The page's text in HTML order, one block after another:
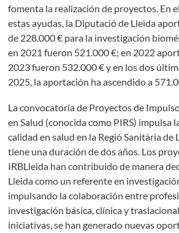
fomenta la realización de proyectos. En
estas ayudas, la Diputació de Lleida
de 228.000 € para la investigación
en 2021 fueron 521.000 €; en 2022
2023 fueron 532.000 € y en los dos
2025, la aportación ha ascendido a
La convocatoria de Proyectos de
en Salud (conocida como PIRS) impulsa
calidad en salud en la Regió Sanitària de
tiene una duración de dos años. Los
IRBLleida han contribuido de manera
Lleida como un referente en
impulsando la colaboración entre
investigación básica, clínica y
iniciativas, se han generado nuevas